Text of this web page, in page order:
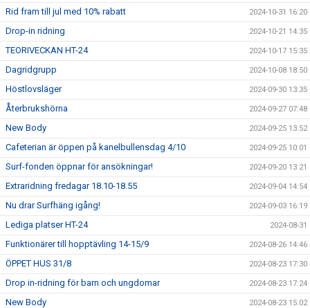
Rid fram till jul med 10% rabatt 2024-10-31 16:20
Drop-in ridning 2024-10-21 14:35
TEORIVECKAN HT-24 2024-10-17 15:35
Dagridgrupp 2024-10-08 18:50
Höstlovsläger 2024-09-30 13:35
Återbrukshörna 2024-09-27 07:48
New Body 2024-09-25 13:52
Cafeterian är öppen på kanelbullensdag 4/10 2024-09-25 10:01
Surf-fonden öppnar för ansökningar! 2024-09-20 13:21
Extraridning fredagar 18.10-18.55 2024-09-04 14:54
Nu drar Surfhäng igång! 2024-09-03 16:19
Lediga platser HT-24 2024-08-31
Funktionärer till hopptävling 14-15/9 2024-08-26 14:46
ÖPPET HUS 31/8 2024-08-23 17:30
Drop in-ridning för barn och ungdomar 2024-08-23 17:24
New Body 2024-08-23 15:02